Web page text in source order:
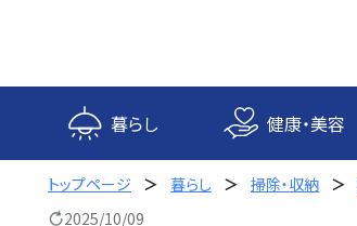
ス
プ
暮らし 健康・美容
トップページ 暮らし 掃除・収納
2025/10/09